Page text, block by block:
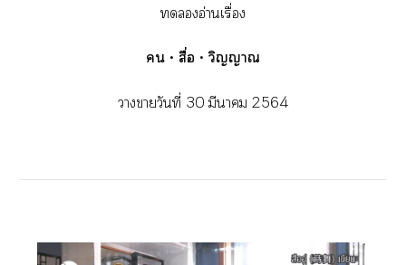
อ่านเรื่อง
 • สื่อ • วิญญาณ
าาวันที่ 30 มีนา 2564